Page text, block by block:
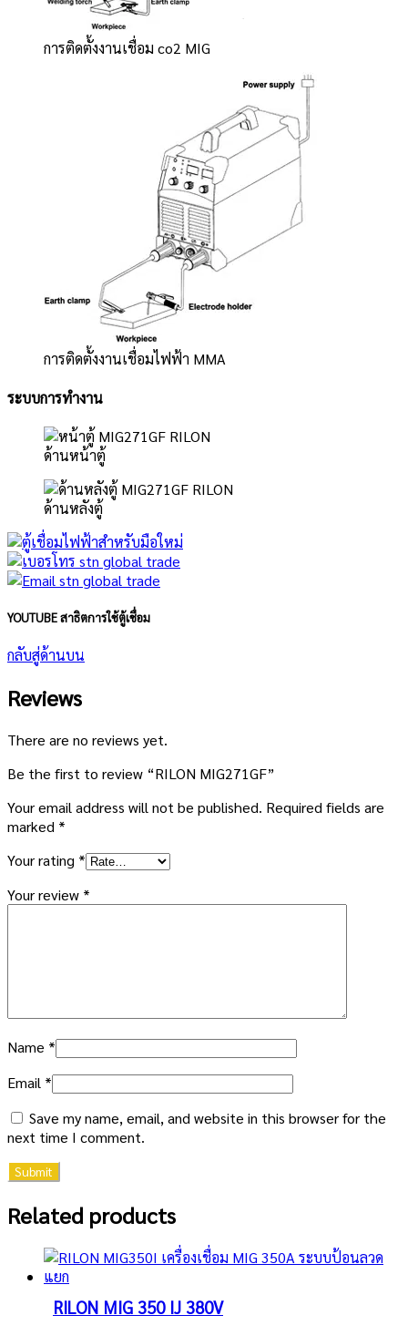
การติดตั้งงานเชื่อม co2 MIG
การติดตั้งงานเชื่อมไฟฟ้า MMA
ระบบการทำงาน
ด้านหน้าตู้
ด้านหลังตู้
YOUTUBE สาธิตการใช้ตู้เชื่อม
กลับสู่ด้านบน
Reviews
There are no reviews yet.
Be the first to review “RILON MIG271GF”
Your email address will not be published. Required fields are
marked *
Your rating *
Your review *
Name *
Email *
Save my name, email, and website in this browser for the
next time I comment.
Related products
RILON MIG 350 IJ 380V